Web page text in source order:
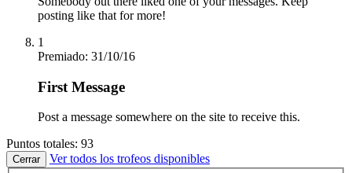
posting like that for more!
1
Premiado: 31/10/16
First Message
Post a message somewhere on the site to receive this.
Puntos totales: 93
Ver todos los trofeos disponibles